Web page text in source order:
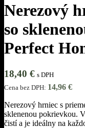
Nerezový
so
Perfect
18,40 € s DPH
Cena bez DPH: 14,96 €
Nerezový hrniec s
sklenenou pokrievkou.
čistí a je ideálny na